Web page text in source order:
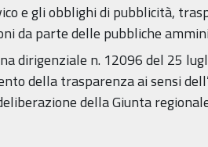
e gli obblighi di pubblicità,
da parte delle pubbliche
dirigenziale n. 12096 del 25
della trasparenza ai sensi
della Giunta